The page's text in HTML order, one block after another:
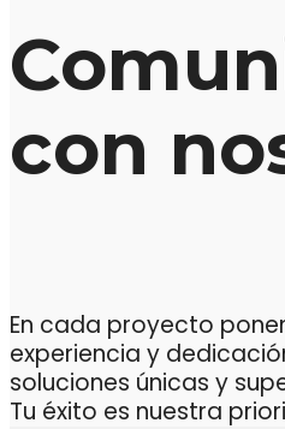
con
En cada proyecto
experiencia y
soluciones únicas y
Tu éxito es nuestra